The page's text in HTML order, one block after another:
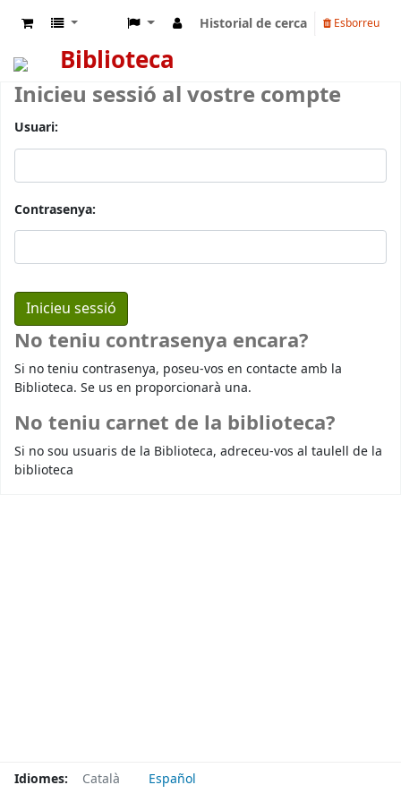
Historial de cerca Esborreu
Biblioteca
Inicieu sessió al vostre compte
Usuari:
Contrasenya:
No teniu contrasenya encara?
Si no teniu contrasenya, poseu-vos en contacte amb la
Biblioteca. Se us en proporcionarà una.
No teniu carnet de la biblioteca?
Si no sou usuaris de la Biblioteca, adreceu-vos al taulell de la
biblioteca
Idiomes: Català Español